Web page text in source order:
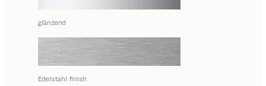
glänzend
Edelstahl finish